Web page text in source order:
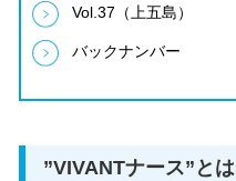
Vol.37（上五島）
バックナンバー
”VIVANTナース”とは